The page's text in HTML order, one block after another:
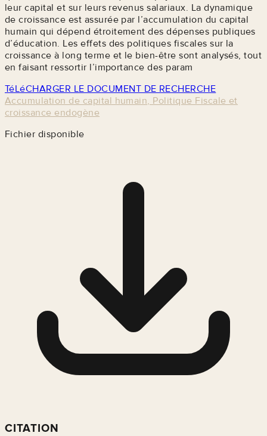
leur capital et sur leurs revenus salariaux. La dynamique
de croissance est assurée par l’accumulation du capital
humain qui dépend étroitement des dépenses publiques
d’éducation. Les effets des politiques fiscales sur la
croissance à long terme et le bien-être sont analysés, tout
en faisant ressortir l’importance des param
TéLéCHARGER LE DOCUMENT DE RECHERCHE
Accumulation de capital humain, Politique Fiscale et
croissance endogène
Fichier disponible
CITATION